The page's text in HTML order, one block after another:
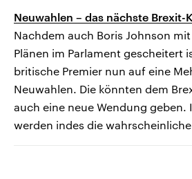
Neuwahlen – das nächste Brexit-
Nachdem auch Boris Johnson
Plänen im Parlament gescheitert
britische Premier nun auf eine
Neuwahlen. Die könnten dem
auch eine neue Wendung
werden indes die